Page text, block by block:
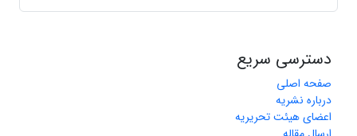
دسترسی سریع
صفحه اصلی
درباره نشریه
اعضای هیئت تحریریه